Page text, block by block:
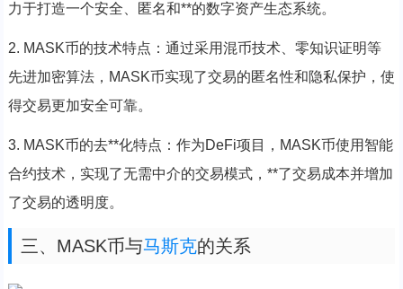
力于打造一个安全、匿名和**的数字资产生态系统。
2. MASK币的技术特点：通过采用混币技术、零知识证明等
先进加密算法，MASK币实现了交易的匿名性和隐私保护，使
得交易更加安全可靠。
3. MASK币的去**化特点：作为DeFi项目，MASK币使用智能
合约技术，实现了无需中介的交易模式，**了交易成本并增加
了交易的透明度。
三、MASK币与马斯克的关系